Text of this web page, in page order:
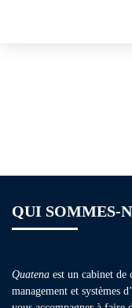
QUI SOMMES-
Quatena est un cabinet de
management et systèmes